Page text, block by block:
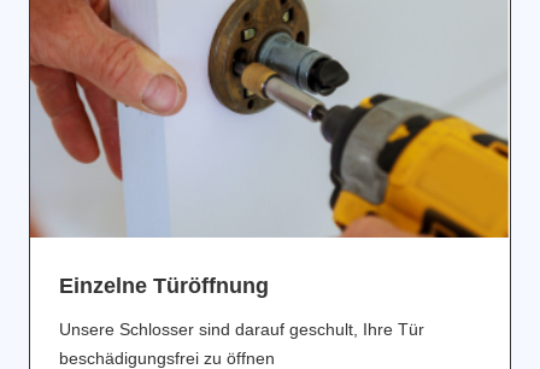
Einzelne Türöffnung
Unsere Schlosser sind darauf geschult, Ihre Tür
beschädigungsfrei zu öffnen